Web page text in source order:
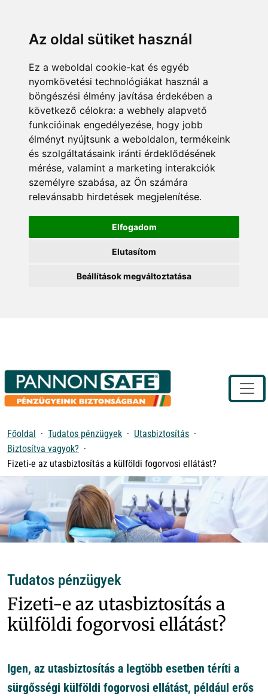
Az oldal sütiket használ
Ez a weboldal cookie-kat és egyéb
nyomkövetési technológiákat használ a
böngészési élmény javítása érdekében a
következő célokra: a webhely alapvető
funkcióinak engedélyezése, hogy jobb
élményt nyújtsunk a weboldalon, termékeink
és szolgáltatásaink iránti érdeklődésének
mérése, valamint a marketing interakciók
személyre szabása, az Ön számára
relevánsabb hirdetések megjelenítése.
Elfogadom
Elutasítom
Beállítások megváltoztatása
+36 70 380 8334 info@pannonsafe.hu
Főoldal Tudatos pénzügyek
Utasbiztosítás
Biztosítva vagyok?
Fizeti-e az utasbiztosítás a külföldi fogorvosi ellátást?
Tudatos pénzügyek
Fizeti-e az utasbiztosítás a
külföldi fogorvosi ellátást?
Igen, az utasbiztosítás a legtöbb esetben téríti a
sürgősségi külföldi fogorvosi ellátást, például erős